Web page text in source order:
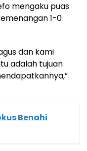
mengaku puas
1-0
dan kami
adalah tujuan
Benahi